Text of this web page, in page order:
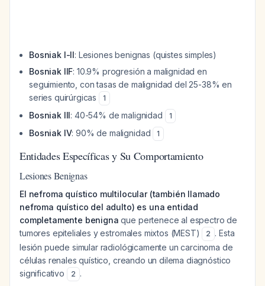
Bosniak I-II: Lesiones benignas (quistes simples)
Bosniak IIF: 10.9% progresión a malignidad en
seguimiento, con tasas de malignidad del 25-38% en
series quirúrgicas
1
Bosniak III: 40-54% de malignidad 1
Bosniak IV: 90% de malignidad 1
Entidades Específicas y Su Comportamiento
Lesiones Benignas
El nefroma quístico multilocular (también llamado
nefroma quístico del adulto) es una entidad
completamente benigna que pertenece al espectro de
tumores epiteliales y estromales mixtos (MEST)
2 . Esta
lesión puede simular radiológicamente un carcinoma de
células renales quístico, creando un dilema diagnóstico
significativo
2 .